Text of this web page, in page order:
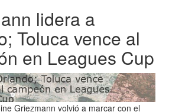
lidera a
Toluca vence al
en Leagues Cup
Griezmann volvió a marcar con el